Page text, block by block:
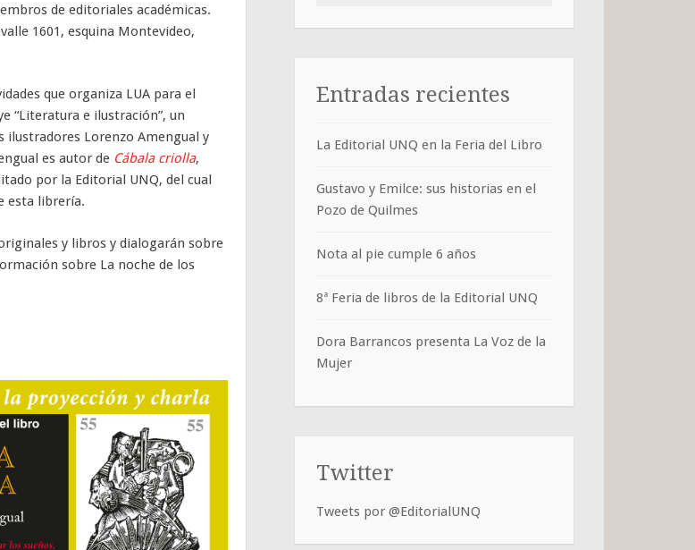
de editoriales académicas.
1601, esquina Montevideo,
que organiza LUA para el
“Literatura e ilustración”, un
ilustradores Lorenzo Amengual y
es autor de Cábala criolla,
por la Editorial UNQ, del cual
esta librería.
y libros y dialogarán sobre
sobre La noche de los
Entradas recientes
La Editorial UNQ en la Feria del Libro
Gustavo y Emilce: sus historias en el
Pozo de Quilmes
Nota al pie cumple 6 años
8ª Feria de libros de la Editorial UNQ
Dora Barrancos presenta La Voz de la
Mujer
Twitter
Tweets por @EditorialUNQ